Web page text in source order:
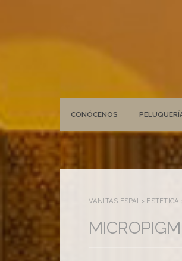
CONÓCENOS
VANITAS ESPAI > ESTÉTICA